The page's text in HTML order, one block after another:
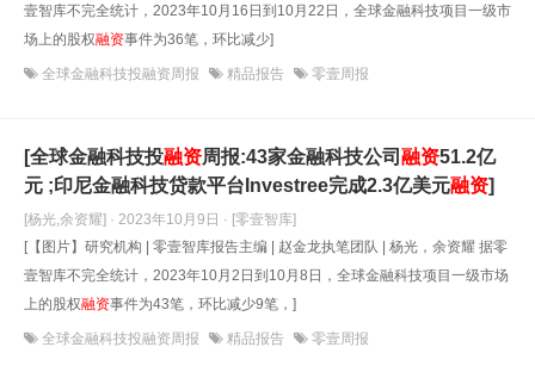
壹智库不完全统计，2023年10月16日到10月22日，全球金融科技项目一级市
场上的股权融资事件为36笔，环比减少]
全球金融科技投融资周报 精品报告 零壹周报
[全球金融科技投融资周报:43家金融科技公司 融资51.2亿
元 ;印尼金融科技贷款平台Investree完成2.3亿美元融资]
[杨光,余资耀] · 2023年10月9日 · [零壹智库]
[【图片】研究机构 | 零壹智库报告主编 | 赵金龙执笔团队 | 杨光，余资耀 据零
壹智库不完全统计，2023年10月2日到10月8日，全球金融科技项目一级市场
上的股权融资事件为43笔，环比减少9笔，]
全球金融科技投融资周报 精品报告 零壹周报